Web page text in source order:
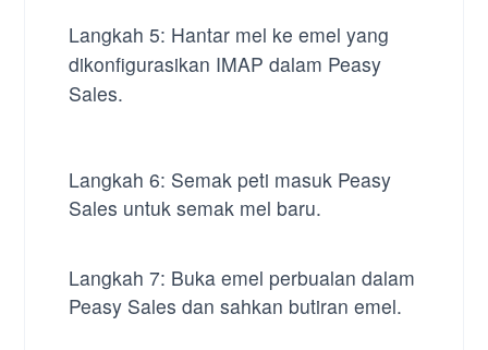
Langkah 5: Hantar mel ke emel yang
dikonfigurasikan IMAP dalam Peasy
Sales.
Langkah 6: Semak peti masuk Peasy
Sales untuk semak mel baru.
Langkah 7: Buka emel perbualan dalam
Peasy Sales dan sahkan butiran emel.